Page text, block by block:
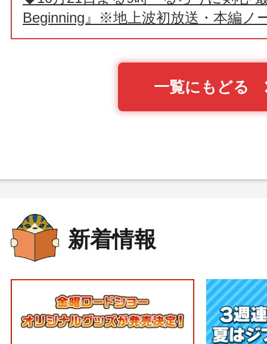
Beginning』※地上波初放送・本編ノ
一覧にもどる
新着情報